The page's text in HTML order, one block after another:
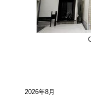
2026年8月